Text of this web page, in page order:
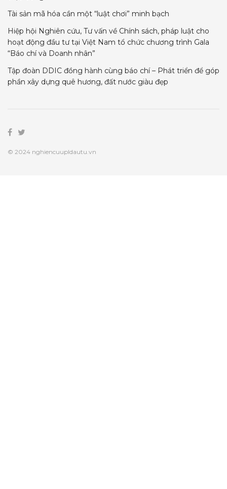
Tài sản mã hóa cần một “luật chơi” minh bạch
Hiệp hội Nghiên cứu, Tư vấn về Chính sách, pháp luật cho
hoạt động đầu tư tại Việt Nam tổ chức chương trình Gala
“Báo chí và Doanh nhân”
Tập đoàn DDIC đồng hành cùng báo chí – Phát triển để góp
phần xây dựng quê hương, đất nước giàu đẹp
© 2024 nghiencuupldautu.vn